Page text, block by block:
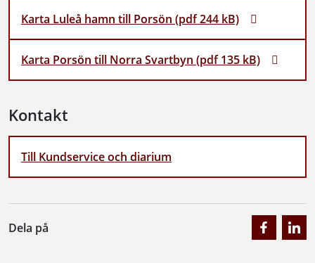
Karta Luleå hamn till Porsön (pdf 244 kB)
Karta Porsön till Norra Svartbyn (pdf 135 kB)
Kontakt
Till Kundservice och diarium
Dela på